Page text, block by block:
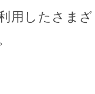
用したさま